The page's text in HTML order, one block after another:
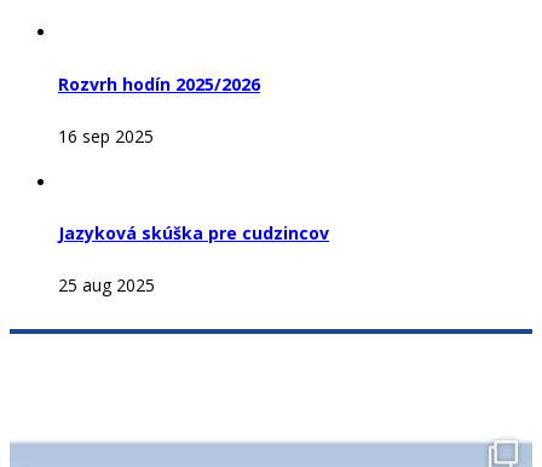
Rozvrh hodín 2025/2026
16 sep 2025
Jazyková skúška pre cudzincov
25 aug 2025